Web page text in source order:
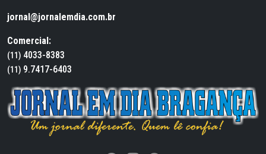
jornal@jornalemdia.com.br
Comercial:
(11) 4033-8383
(11) 9.7417-6403